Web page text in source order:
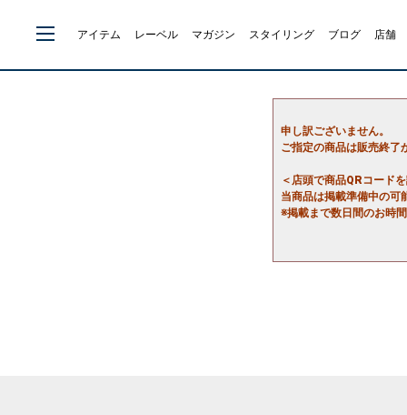
アイテム レーベル マガジン スタイリング ブログ 店舗
申し訳ございません。
ご指定の商品は販売終了
＜店頭で商品QRコード
当商品は掲載準備中の可
※掲載まで数日間のお時